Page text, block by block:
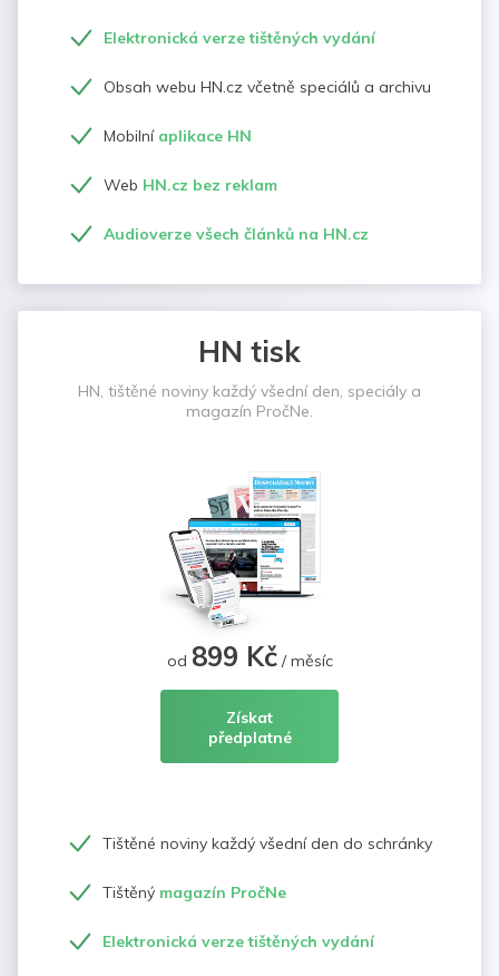
Elektronická verze tištěných vydání
Obsah webu HN.cz včetně speciálů a archivu
Mobilní aplikace HN
Web HN.cz bez reklam
Audioverze všech článků na HN.cz
HN tisk
HN, tištěné noviny každý všední den, speciály a
magazín PročNe.
od 899 Kč/ měsíc
Získat
předplatné
Tištěné noviny každý všední den do schránky
Tištěný magazín PročNe
Elektronická verze tištěných vydání